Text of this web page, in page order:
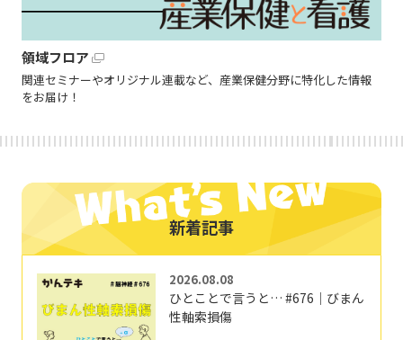
領域フロア
関連セミナーやオリジナル連載など、産業保健分野に特化した情報
をお届け！
新着記事
2026.08.08
ひとことで言うと… #676｜びまん
性軸索損傷